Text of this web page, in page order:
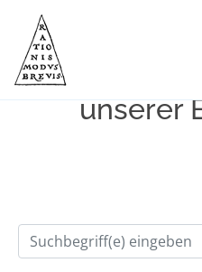
Einfache
unserer